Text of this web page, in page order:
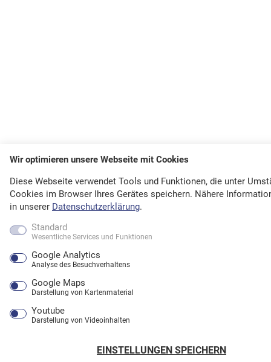
Wir optimieren unsere Webseite mit Cookies
Diese Webseite verwendet Tools und Funktionen, die unter
Cookies im Browser Ihres Gerätes speichern. Nähere
in unserer Datenschutzerklärung.
Standard
Wesentliche Services und Funktionen
Google Analytics
Analyse des Besuchverhaltens
Google Maps
Darstellung von Kartenmaterial
Youtube
Darstellung von Videoinhalten
EINSTELLUNGEN SPEICHERN